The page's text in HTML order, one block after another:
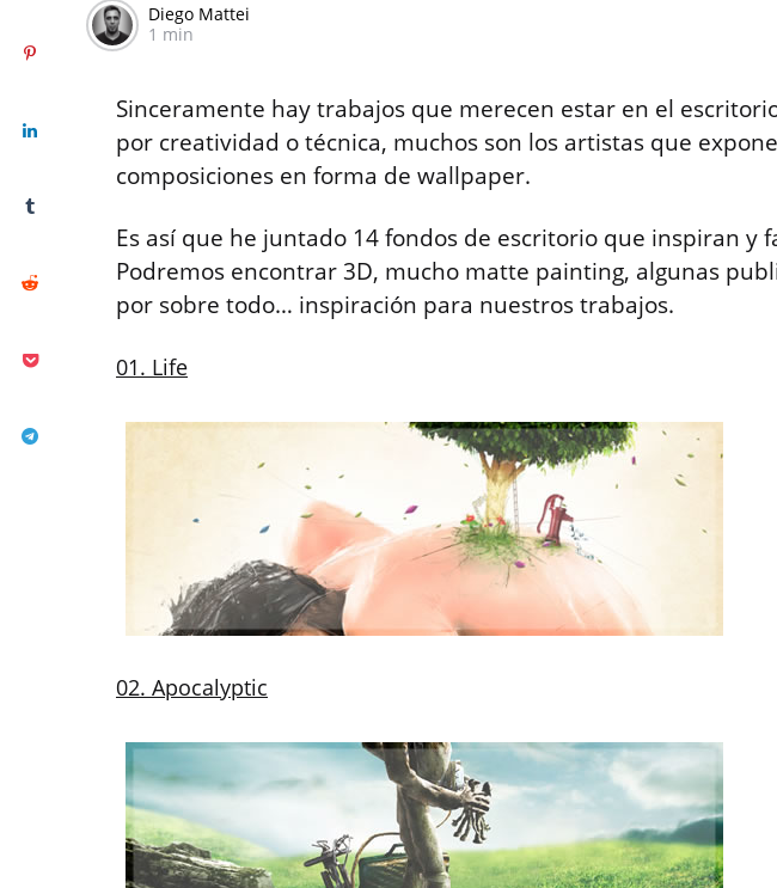
Diego Mattei
1 min
Sinceramente hay trabajos que merecen estar en el
por creatividad o técnica, muchos son los artistas que
composiciones en forma de wallpaper.
Es así que he juntado 14 fondos de escritorio que inspiran y
Podremos encontrar 3D, mucho matte painting, algunas
por sobre todo… inspiración para nuestros trabajos.
01. Life
02. Apocalyptic